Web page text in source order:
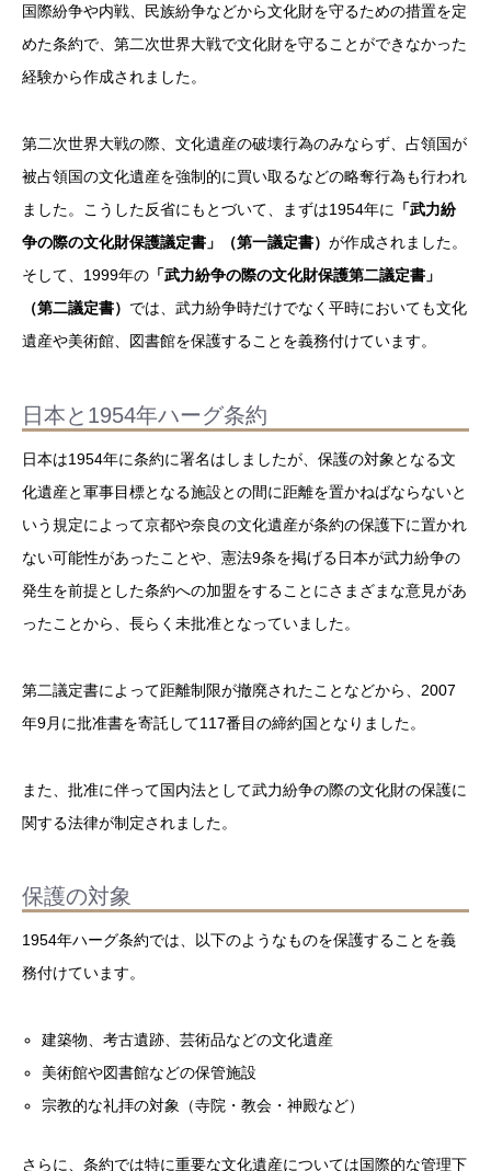
国際紛争や内戦、民族紛争などから文化財を守るための措置を定
めた条約で、第二次世界大戦で文化財を守ることができなかった
経験から作成されました。
第二次世界大戦の際、文化遺産の破壊行為のみならず、占領国が
被占領国の文化遺産を強制的に買い取るなどの略奪行為も行われ
ました。こうした反省にもとづいて、まずは1954年に
「武力紛
争の際の文化財保護議定書」（第一議定書） が作成されました。
そして、1999年の 「武力紛争の際の文化財保護第二議定書」
（第二議定書） では、武力紛争時だけでなく平時においても文化
遺産や美術館、図書館を保護することを義務付けています。
日本と1954年ハーグ条約
日本は1954年に条約に署名はしましたが、保護の対象となる文
化遺産と軍事目標となる施設との間に距離を置かねばならないと
いう規定によって京都や奈良の文化遺産が条約の保護下に置かれ
ない可能性があったことや、憲法9条を掲げる日本が武力紛争の
発生を前提とした条約への加盟をすることにさまざまな意見があ
ったことから、長らく未批准となっていました。
第二議定書によって距離制限が撤廃されたことなどから、2007
年9月に批准書を寄託して117番目の締約国となりました。
また、批准に伴って国内法として武力紛争の際の文化財の保護に
関する法律が制定されました。
保護の対象
1954年ハーグ条約では、以下のようなものを保護することを義
務付けています。
建築物、考古遺跡、芸術品などの文化遺産
美術館や図書館などの保管施設
宗教的な礼拝の対象（寺院・教会・神殿など）
さらに、条約では特に重要な文化遺産については国際的な管理下